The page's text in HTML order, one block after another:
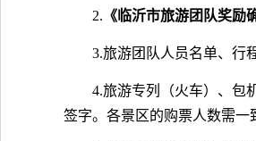
2. 《临沂市旅游团队奖励
3.旅游团队人员名单、行
4.旅游专列（火车）、包
签字。各景区的购票人数需